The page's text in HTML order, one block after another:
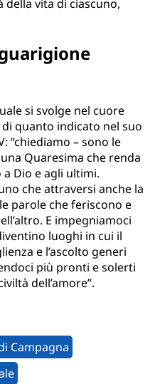
della vita di ciascuno,
si svolge nel cuore
quanto indicato nel suo
“chiediamo – sono le
Quaresima che renda
Dio e agli ultimi.
che attraversi anche la
parole che feriscono e
E impegniamoci
luoghi in cui il
e l’ascolto generi
più pronti e solerti
dell’amore”.
Campagna